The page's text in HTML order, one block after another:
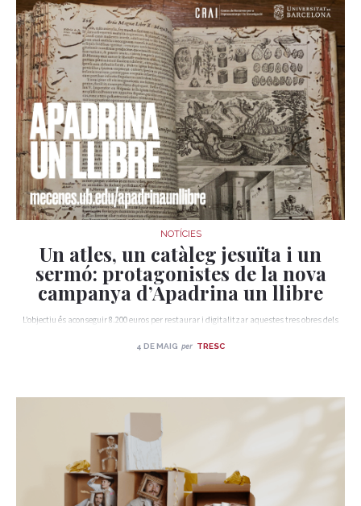
NOTÍCIES
Un atles, un catàleg jesuïta i un
sermó: protagonistes de la nova
campanya d’Apadrina un llibre
L’objectiu és aconseguir 8.200 euros per restaurar i digitalitzar aquestes tres obres dels
4 DE MAIG per TRESC